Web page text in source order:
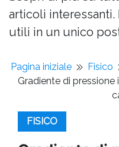
articoli
utili in un unico
Pagina iniziale
Fisico
Gradiente di
FISICO